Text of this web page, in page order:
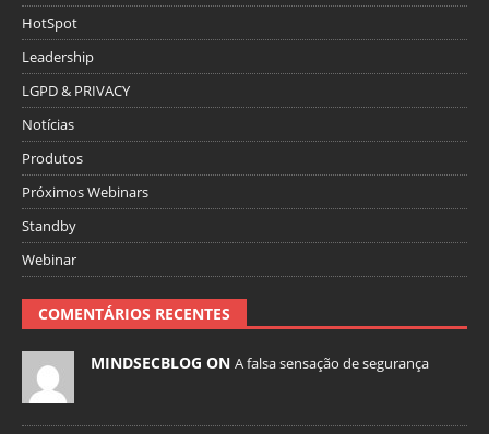
HotSpot
Leadership
LGPD & PRIVACY
Notícias
Produtos
Próximos Webinars
Standby
Webinar
COMENTÁRIOS RECENTES
MINDSECBLOG ON A falsa sensação de segurança